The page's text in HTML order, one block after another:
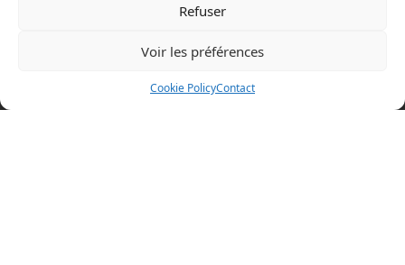
Refuser
Voir les préférences
Cookie PolicyContact
Politique en matière de cookies